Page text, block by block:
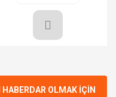
OLMAK İÇİN